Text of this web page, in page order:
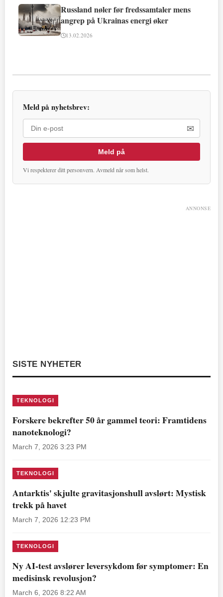
Russland nøler før fredssamtaler mens
angrep på Ukrainas energi øker
13.02.2026
Meld på nyhetsbrev:
✉
Meld på
Vi respekterer ditt personvern. Avmeld når som helst.
ANNONSE
SISTE NYHETER
TEKNOLOGI
Forskere bekrefter 50 år gammel teori: Framtidens
nanoteknologi?
March 7, 2026 3:23 PM
TEKNOLOGI
Antarktis' skjulte gravitasjonshull avslørt: Mystisk
trekk på havet
March 7, 2026 12:23 PM
TEKNOLOGI
Ny AI-test avslører leversykdom før symptomer: En
medisinsk revolusjon?
March 6, 2026 8:22 AM